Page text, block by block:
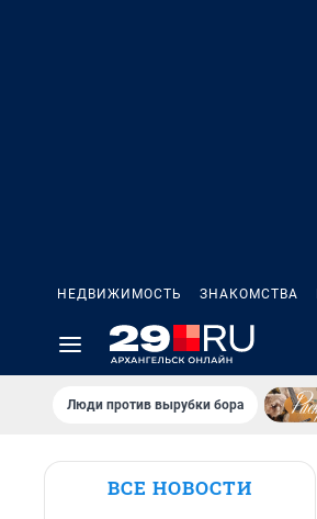
НЕДВИЖИМОСТЬ ЗНАКОМСТВА
Люди против вырубки бора
ВСЕ НОВОСТИ